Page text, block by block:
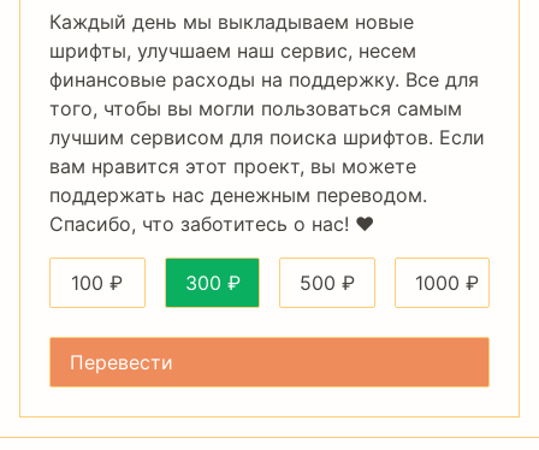
Каждый день мы выкладываем новые
шрифты, улучшаем наш сервис, несем
финансовые расходы на поддержку. Все для
того, чтобы вы могли пользоваться самым
лучшим сервисом для поиска шрифтов. Если
вам нравится этот проект, вы можете
поддержать нас денежным переводом.
Спасибо, что заботитесь о нас! ❤️
100 ₽ 300 ₽ 500 ₽ 1000 ₽